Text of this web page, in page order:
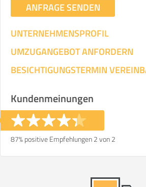
Ihre Angaben:
am
Selbst umziehen
ANFRAGE SENDEN
UNTERNEHMENSPROFIL
UMZUGANGEBOT ANFORDERN
BESICHTIGUNGSTERMIN
Kundenmeinungen
87% positive Empfehlungen 2 von 2